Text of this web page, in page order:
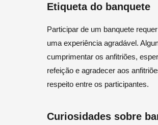
Etiqueta do banquete
Participar de um banquete
uma experiência agradável.
cumprimentar os anfitriões,
refeição e agradecer aos
respeito entre os participantes.
Curiosidades sobre